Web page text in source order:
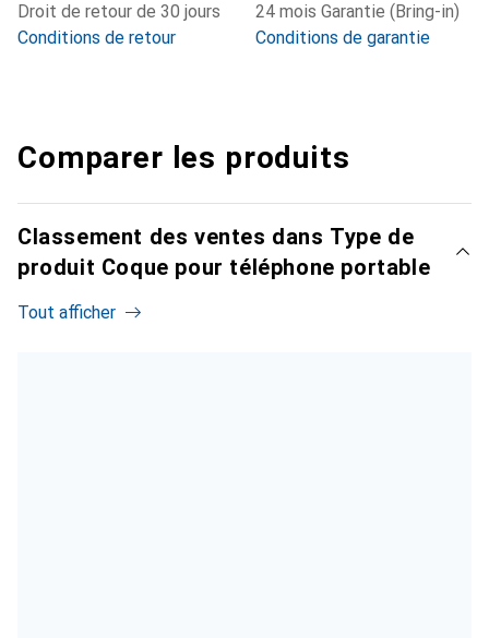
Droit de retour de 30 jours
Conditions de retour
24 mois Garantie (Bring-in)
Conditions de garantie
Comparer les produits
Classement des ventes dans Type de
produit Coque pour téléphone portable
Tout afficher